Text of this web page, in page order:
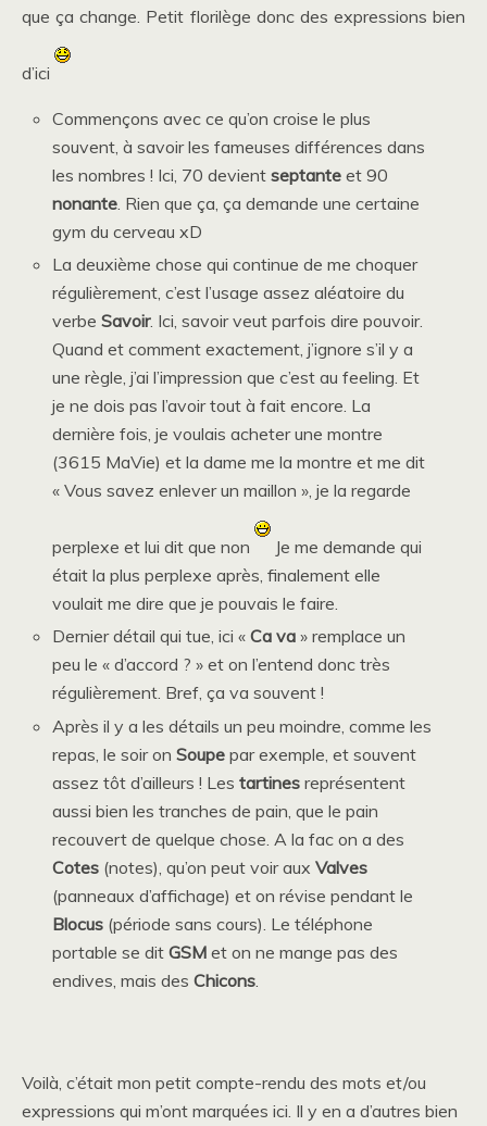
que ça change. Petit florilège donc des expressions bien
d’ici
Commençons avec ce qu’on croise le plus
souvent, à savoir les fameuses différences dans
les nombres ! Ici, 70 devientseptante et 90
nonante. Rien que ça, ça demande une certaine
gym du cerveau xD
La deuxième chose qui continue de me choquer
régulièrement, c’est l’usage assez aléatoire du
verbeSavoir. Ici, savoir veut parfois dire pouvoir.
Quand et comment exactement, j’ignore s’il y a
une règle, j’ai l’impression que c’est au feeling. Et
je ne dois pas l’avoir tout à fait encore. La
dernière fois, je voulais acheter une montre
(3615 MaVie) et la dame me la montre et me dit
« Vous savez enlever un maillon », je la regarde
perplexe et lui dit que non
Je me demande qui
était la plus perplexe après, finalement elle
voulait me dire que je pouvais le faire.
Dernier détail qui tue, ici «Ca va » remplace un
peu le « d’accord ? » et on l’entend donc très
régulièrement. Bref, ça va souvent !
Après il y a les détails un peu moindre, comme les
repas, le soir onSoupe par exemple, et souvent
assez tôt d’ailleurs ! Lestartinesreprésentent
aussi bien les tranches de pain, que le pain
recouvert de quelque chose. A la fac on a des
Cotes (notes), qu’on peut voir auxValves
(panneaux d’affichage) et on révise pendant le
Blocus (période sans cours). Le téléphone
portable se ditGSM et on ne mange pas des
endives, mais desChicons
Voilà, c’était mon petit compte-rendu des mots et/ou
expressions qui m’ont marquées ici. Il y en a d’autres bien